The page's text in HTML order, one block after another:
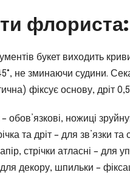
букет виходить
не зминаючи судини.
фіксує основу,
обов’язкові, ножиці
та дріт – для зв’язки та
стрічки атласні – для
декору, шпильки –